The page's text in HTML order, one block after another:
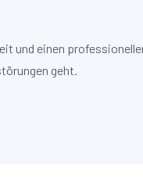
und einen
geht.